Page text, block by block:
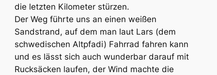
die letzten Kilometer stürzen.
Der Weg führte uns an einen weißen
Sandstrand, auf dem man laut Lars (dem
schwedischen Altpfadi) Fahrrad fahren kann
und es lässt sich auch wunderbar darauf mit
Rucksäcken laufen, der Wind machte die